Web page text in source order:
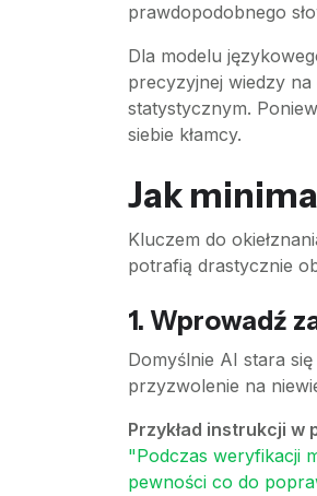
prawdopodobnego
Dla modelu
precyzyjnej wiedzy
statystycznym.
siebie kłamcy.
Jak
Kluczem do
potrafią drastycznie
1. Wprowadź
Domyślnie AI stara
przyzwolenie na
Przykład instrukcji w
"Podczas weryfikacji
pewności co do